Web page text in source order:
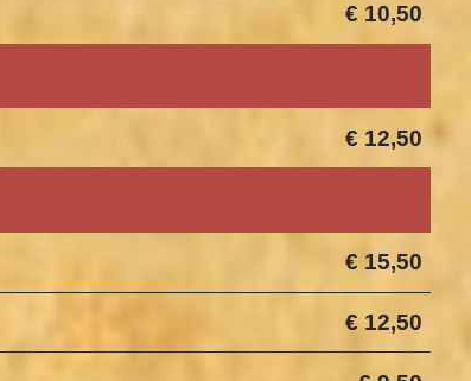
€ 10,50
€ 12,50
€ 15,50
€ 12,50